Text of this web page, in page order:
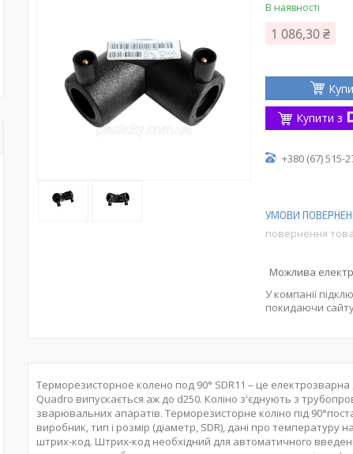
В наявності
1 086,30 ₴
Купити з
+380 (67) 515-
повернення
У компанії
покидаючи
Терморезисторное колено под 90° SDR11 – це
Quadro випускається аж до d250. Коліно з'єднують з
зварювальних апаратів. Терморезисторне коліно під
виробник, тип і розмір (діаметр, SDR), дані про температуру
штрих-код. Штрих-код необхідний для автоматичного